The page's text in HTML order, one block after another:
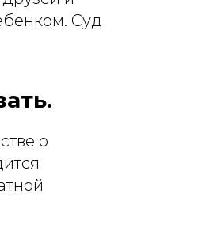
Суд
о